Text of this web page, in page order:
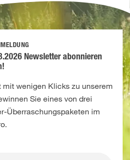
Newsletter abonnieren
wenigen Klicks zu unserem
Sie eines von drei
Überraschungspaketen im